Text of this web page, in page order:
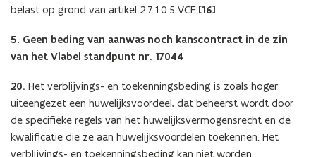
belast op grond van artikel 2.7.1.0.5 VCF.[16]
5. Geen beding van aanwas noch kanscontract in de zin
van het Vlabel standpunt nr. 17044
20. Het verblijvings- en toekenningsbeding is zoals hoger
uiteengezet een huwelijksvoordeel, dat beheerst wordt door
de specifieke regels van het huwelijksvermogensrecht en de
kwalificatie die ze aan huwelijksvoordelen toekennen. Het
verblijvings- en toekenningsbeding kan niet worden